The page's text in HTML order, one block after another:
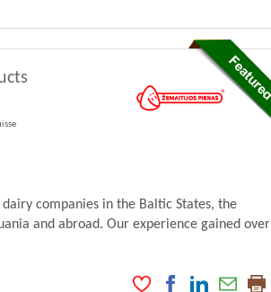
dairy companies in the Baltic States, the
and abroad. Our experience gained over